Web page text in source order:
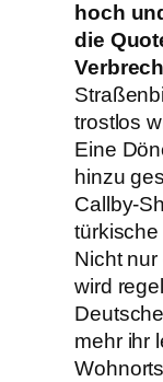
hoch
die
trostlos
Eine
hinzu
Callby-
Nicht
wird
mehr ihr